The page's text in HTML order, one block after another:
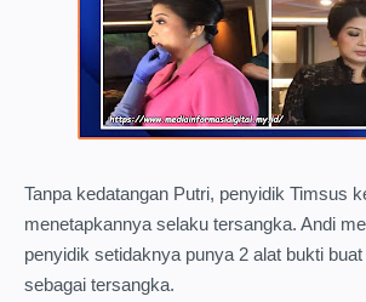
Tanpa kedatangan Putri, penyidik Timsus
menetapkannya selaku tersangka. Andi
penyidik setidaknya punya 2 alat bukti
sebagai tersangka.